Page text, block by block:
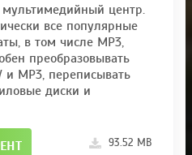
центр.
все популярные
в том числе MP3,
преобразовывать
и MP3, переписывать
диски и
93.52 MB